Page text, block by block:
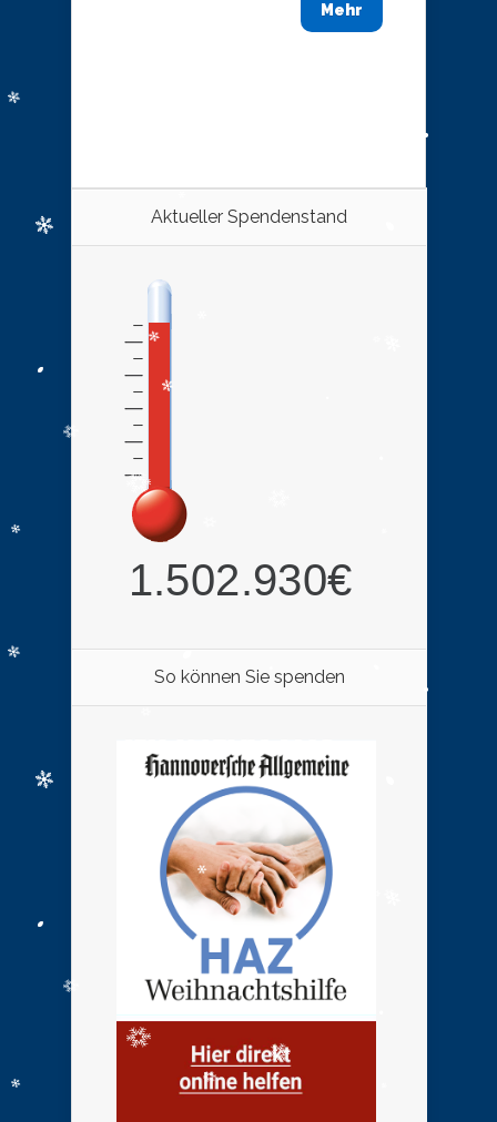
Mehr
Aktueller Spendenstand
So können Sie spenden